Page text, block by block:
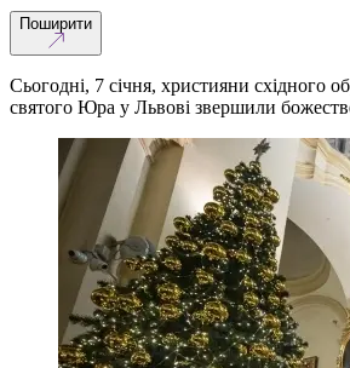
Поширити
Сьогодні, 7 січня, християни східного
святого Юра у Львові звершили